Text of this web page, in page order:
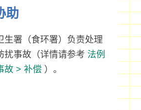
助
生署（食环署）负责处理
扰事故（详情请参考 法例
故 > 补偿）。